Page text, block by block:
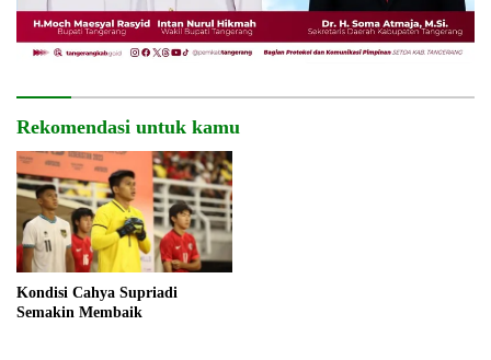
Rekomendasi untuk kamu
Kondisi Cahya Supriadi
Semakin Membaik